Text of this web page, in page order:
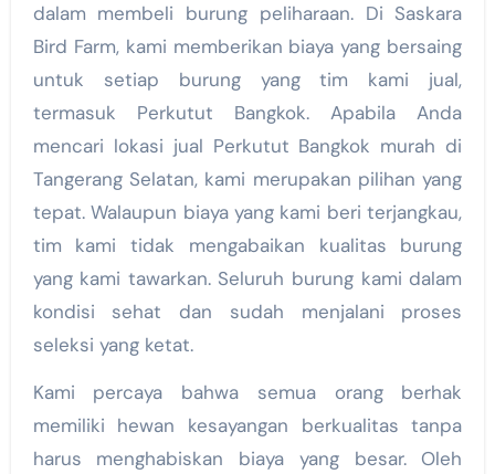
dalam membeli burung peliharaan. Di Saskara
Bird Farm, kami memberikan biaya yang bersaing
untuk setiap burung yang tim kami jual,
termasuk Perkutut Bangkok. Apabila Anda
mencari lokasi jual Perkutut Bangkok murah di
Tangerang Selatan, kami merupakan pilihan yang
tepat. Walaupun biaya yang kami beri terjangkau,
tim kami tidak mengabaikan kualitas burung
yang kami tawarkan. Seluruh burung kami dalam
kondisi sehat dan sudah menjalani proses
seleksi yang ketat.
Kami percaya bahwa semua orang berhak
memiliki hewan kesayangan berkualitas tanpa
harus menghabiskan biaya yang besar. Oleh